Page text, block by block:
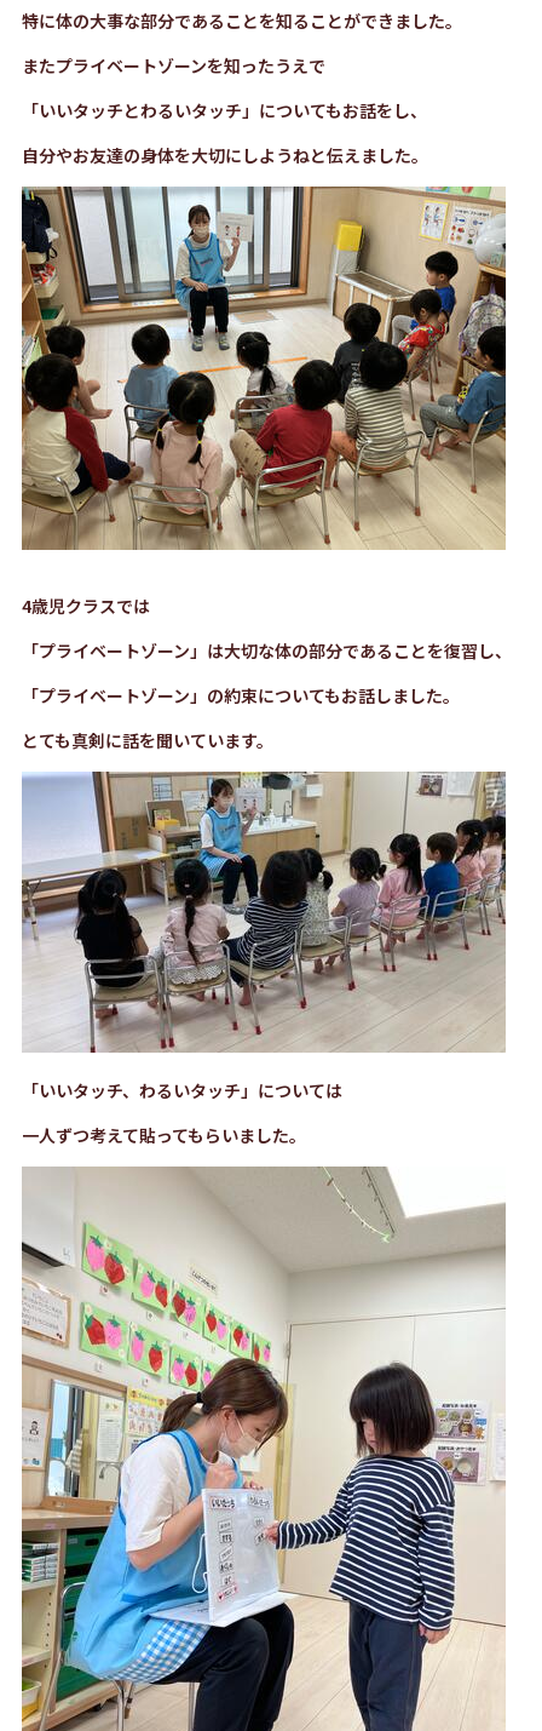
特に体の大事な部分であることを知ることができました。
またプライベートゾーンを知ったうえで
「いいタッチとわるいタッチ」についてもお話をし、
自分やお友達の身体を大切にしようねと伝えました。
4歳児クラスでは
「プライベートゾーン」は大切な体の部分であることを復習し、
「プライベートゾーン」の約束についてもお話しました。
とても真剣に話を聞いています。
「いいタッチ、わるいタッチ」については
一人ずつ考えて貼ってもらいました。